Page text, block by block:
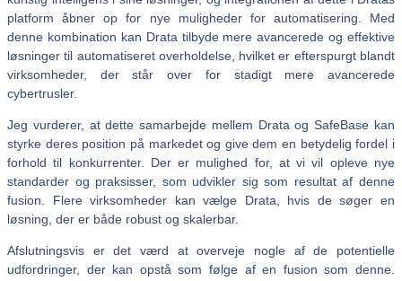
platform åbner op for nye muligheder for automatisering. Med
denne kombination kan Drata tilbyde mere avancerede og effektive
løsninger til automatiseret overholdelse, hvilket er efterspurgt blandt
virksomheder, der står over for stadigt mere avancerede
cybertrusler.
Jeg vurderer, at dette samarbejde mellem Drata og SafeBase kan
styrke deres position på markedet og give dem en betydelig fordel i
forhold til konkurrenter. Der er mulighed for, at vi vil opleve nye
standarder og praksisser, som udvikler sig som resultat af denne
fusion. Flere virksomheder kan vælge Drata, hvis de søger en
løsning, der er både robust og skalerbar.
Afslutningsvis er det værd at overveje nogle af de potentielle
udfordringer, der kan opstå som følge af en fusion som denne.